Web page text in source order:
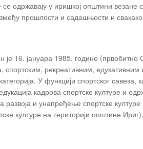
се одржавају у иришкој општини
прошлости и садашњости и
је 16. јануара 1985. године
спортским, рекреативним,
У функцији спортског
кадрова спортске културе и
развоја и унапређење спортске
културе на територији општине